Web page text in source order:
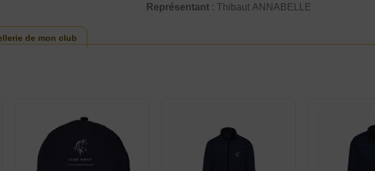
Représentant : Thibaut ANNABELLE
de mon club